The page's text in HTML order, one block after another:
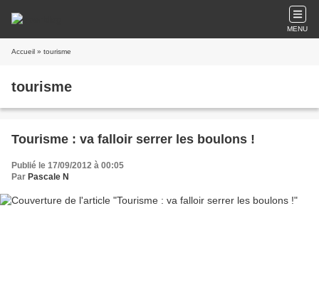
MENU
Accueil » tourisme
tourisme
Tourisme : va falloir serrer les boulons !
Publié le 17/09/2012 à 00:05
Par Pascale N